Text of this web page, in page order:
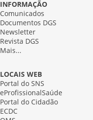
INFORMAÇÃO
Comunicados
Documentos DGS
Newsletter
Revista DGS
Mais...
LOCAIS WEB
Portal do SNS
eProfissionalSaúde
Portal do Cidadão
ECDC